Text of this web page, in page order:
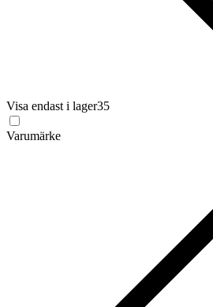
Visa endast i lager35
Varumärke